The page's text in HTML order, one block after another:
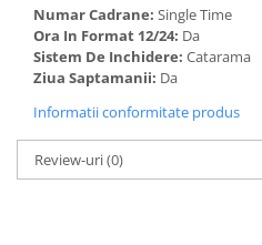
Numar Cadrane: Single Time
Ora In Format 12/24: Da
Sistem De Inchidere: Catarama
Ziua Saptamanii: Da
Informatii conformitate produs
Review-uri(0)